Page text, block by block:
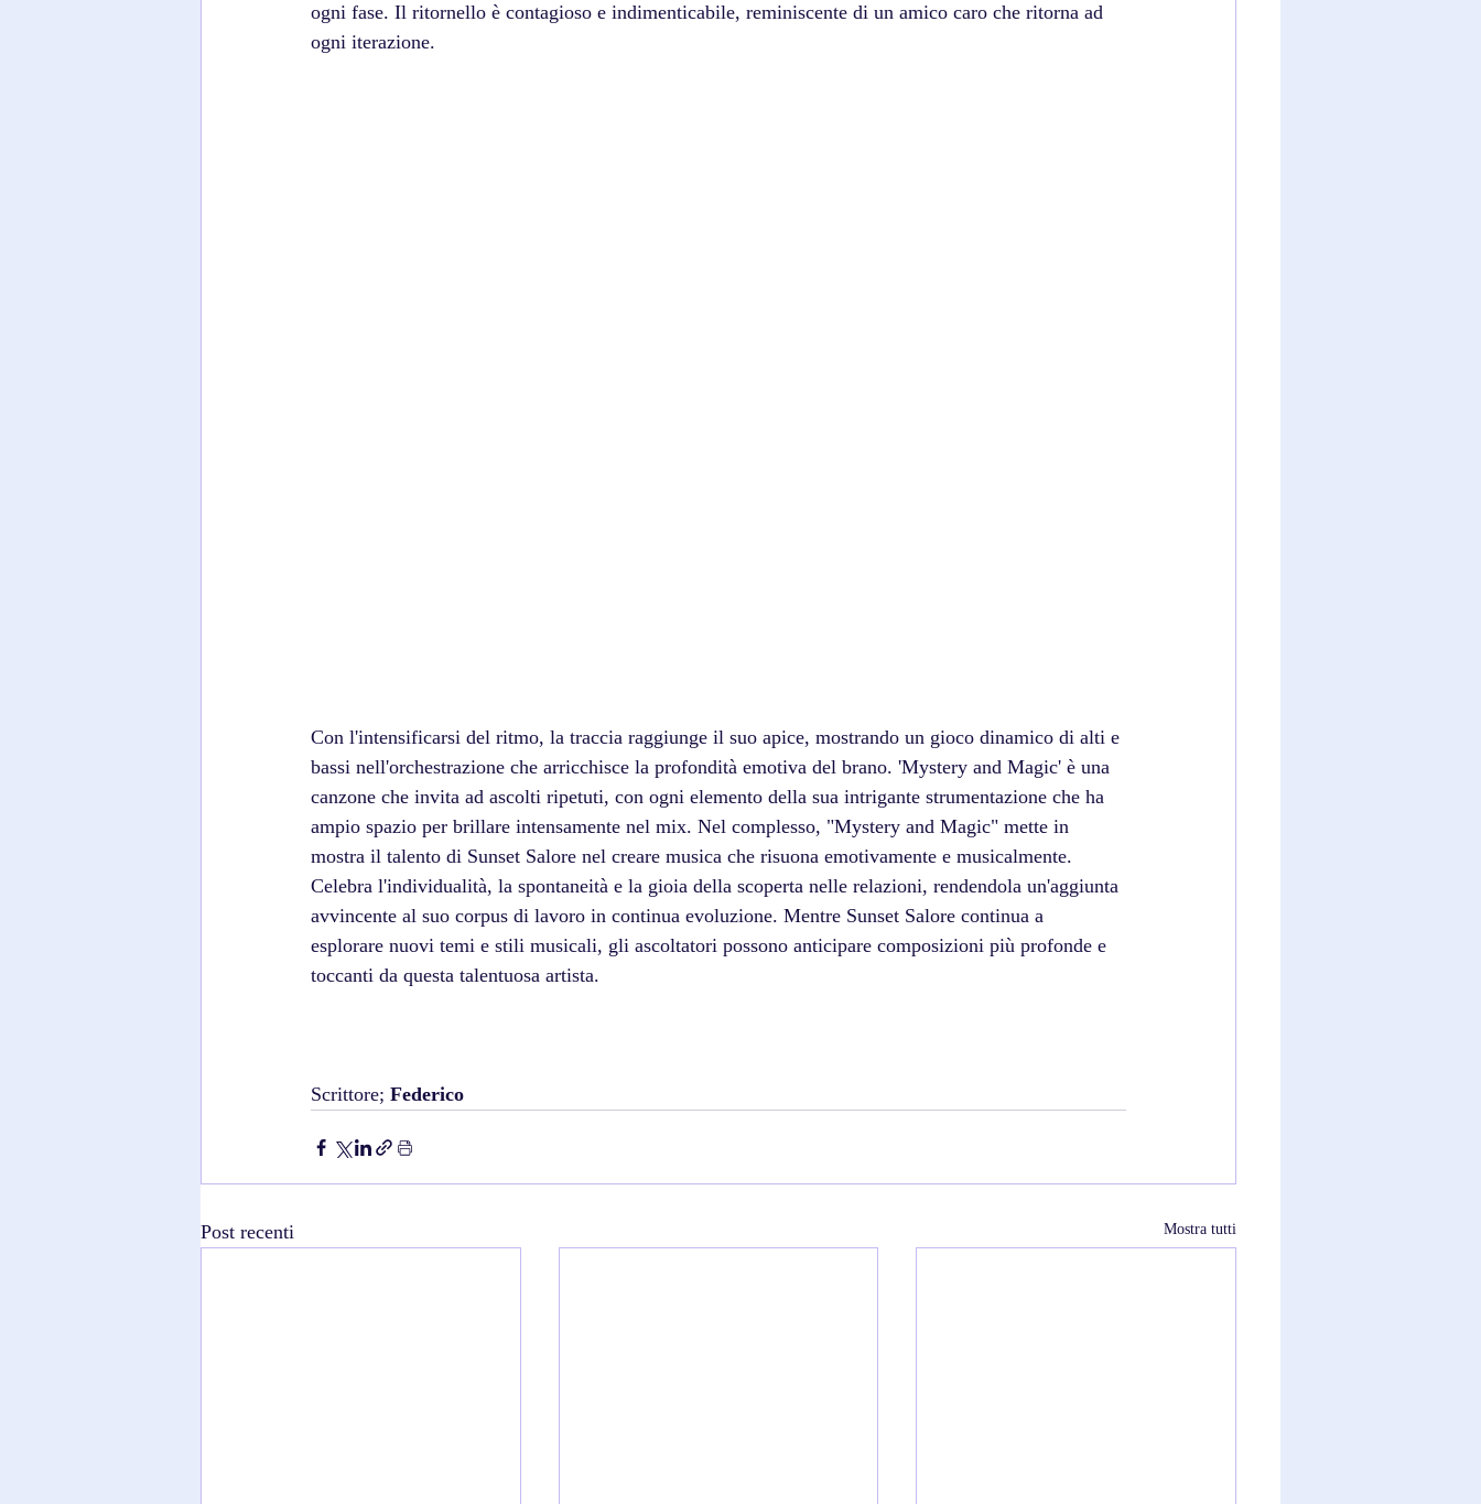
ogni fase. Il ritornello è contagioso e indimenticabile, reminiscente di un amico caro che ritorna ad
ogni iterazione.
Con l'intensificarsi del ritmo, la traccia raggiunge il suo apice, mostrando un gioco dinamico di alti e
bassi nell'orchestrazione che arricchisce la profondità emotiva del brano. 'Mystery and Magic' è una
canzone che invita ad ascolti ripetuti, con ogni elemento della sua intrigante strumentazione che ha
ampio spazio per brillare intensamente nel mix. Nel complesso, "Mystery and Magic" mette in
mostra il talento di Sunset Salore nel creare musica che risuona emotivamente e musicalmente.
Celebra l'individualità, la spontaneità e la gioia della scoperta nelle relazioni, rendendola un'aggiunta
avvincente al suo corpus di lavoro in continua evoluzione. Mentre Sunset Salore continua a
esplorare nuovi temi e stili musicali, gli ascoltatori possono anticipare composizioni più profonde e
toccanti da questa talentuosa artista.
Scrittore; Federico
Post recenti Mostra tutti